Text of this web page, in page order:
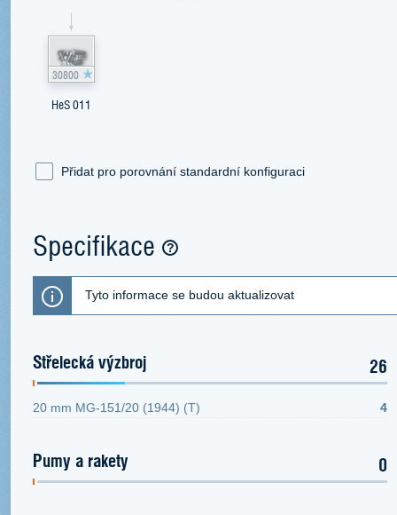
30800
HeS 011
Přidat pro porovnání standardní konfiguraci
Specifikace
Tyto informace se budou aktualizovat
Střelecká výzbroj 26
20 mm MG-151/20 (1944) (T) 4
Pumy a rakety 0